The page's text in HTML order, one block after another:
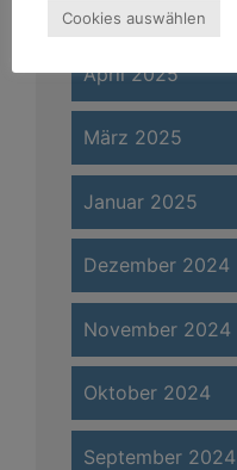
Juni 2025
April 2025
März 2025
Januar 2025
Dezember 2024
November 2024
Oktober 2024
September 2024
Cookies auswählen